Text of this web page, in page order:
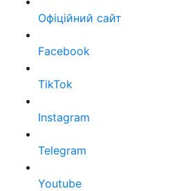
Офіційний сайт
Facebook
TikTok
Instagram
Telegram
Youtube